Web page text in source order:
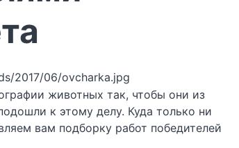
2017/06/ovcharka.jpg
животных так, чтобы они из
к этому делу. Куда только ни
вам подборку работ победителей